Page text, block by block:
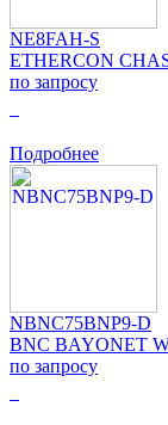
NE8FAH-S
ETHERCON
по запросу
Подробнее
NBNC75BNP9-D
BNC BAYONET
по запросу